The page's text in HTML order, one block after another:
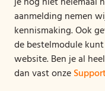
aanmelding nemen
kennismaking. Ook
de bestelmodule
website. Ben je al
dan vast onze